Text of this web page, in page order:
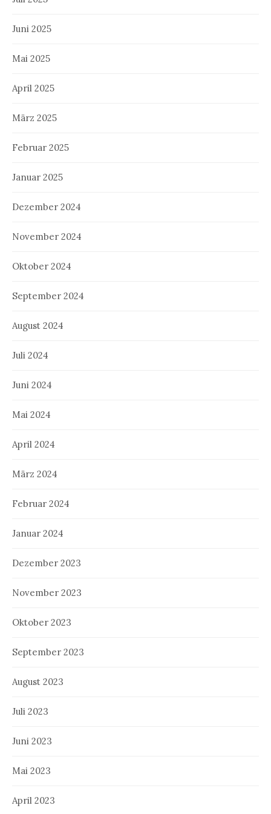
Juni 2025
Mai 2025
April 2025
März 2025
Februar 2025
Januar 2025
Dezember 2024
November 2024
Oktober 2024
September 2024
August 2024
Juli 2024
Juni 2024
Mai 2024
April 2024
März 2024
Februar 2024
Januar 2024
Dezember 2023
November 2023
Oktober 2023
September 2023
August 2023
Juli 2023
Juni 2023
Mai 2023
April 2023